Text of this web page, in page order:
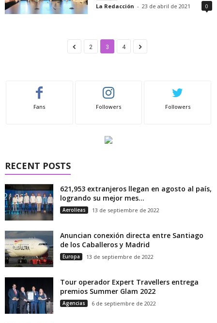
La Redacción - 23 de abril de 2021 0
2 3 4
Fans Followers Followers
RECENT POSTS
621,953 extranjeros llegan en agosto al país,
logrando su mejor mes...
Aerolíeas 13 de septiembre de 2022
Anuncian conexión directa entre Santiago
de los Caballeros y Madrid
Europa 13 de septiembre de 2022
Tour operador Expert Travellers entrega
premios Summer Glam 2022
Agencias 6 de septiembre de 2022